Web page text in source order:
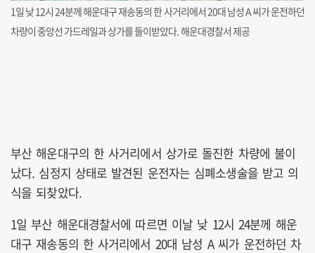
1일 낮 12시 24분께 해운대구 재송동의 한 사거리에서 20대 남성 A 씨가 운전하던
차량이 중앙선 가드레일과 상가를 들이받았다. 해운대경찰서 제공
부산 해운대구의 한 사거리에서 상가로 돌진한 차량에 불이
났다. 심정지 상태로 발견된 운전자는 심폐소생술을 받고 의
식을 되찾았다.
1일 부산 해운대경찰서에 따르면 이날 낮 12시 24분께 해운
대구 재송동의 한 사거리에서 20대 남성 A 씨가 운전하던 차